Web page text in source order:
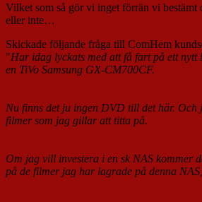
Vilket som så gör vi inget förrän vi bestämt
eller inte…
Skickade följande fråga till ComHem
"Har idag lyckats med att få fart på ett nytt
en TiVo Samsung GX-CM700CF.
Nu finns det ju ingen DVD till det här.
filmer som jag gillar att titta på.
Om jag vill investera i en sk NAS kommer
på de filmer jag har lagrade på denna